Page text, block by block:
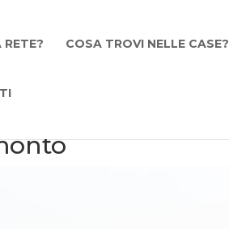
RETE? COSA TROVI NELLE CASE?